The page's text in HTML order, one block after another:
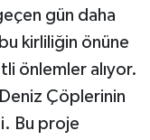
gün daha
kirliliğin önüne
önlemler alıyor.
Çöplerinin
Bu proje